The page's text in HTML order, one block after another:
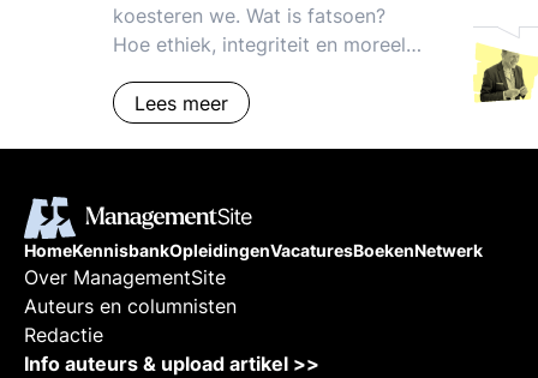
koesteren we. Wat is fatsoen?
Hoe ethiek, integriteit en moreel
ontwikkelen? Welke krachten
drijven in de richting van
corruptie.
Lees meer
HomeKennisbankOpleidingenVacaturesBoekenNetwerk
Over ManagementSite
Auteurs en columnisten
Redactie
Info auteurs & upload artikel >>